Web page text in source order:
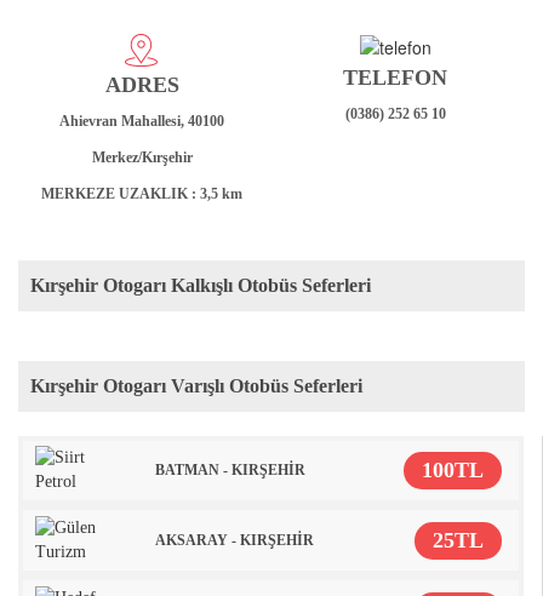
ADRES
Ahievran Mahallesi, 40100
Merkez/Kırşehir
MERKEZE UZAKLIK : 3,5 km
TELEFON
(0386) 252 65 10
Kırşehir Otogarı Kalkışlı Otobüs Seferleri
Kırşehir Otogarı Varışlı Otobüs Seferleri
BATMAN - KIRŞEHİR 100TL
AKSARAY - KIRŞEHİR 25TL